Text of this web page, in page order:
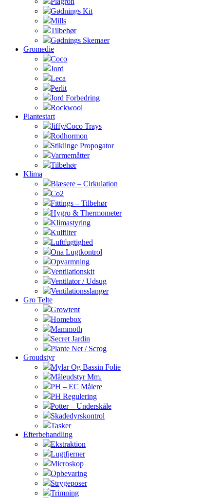
Gødnings Kit
Mills
Tilbehør
Gødnings Skemaer
Gromedie
Coco
Jord
Leca
Perlit
Jord Forbedring
Rockwool
Plantestart
Jiffy/Coco Trays
Rodhormon
Stiklinge Propogator
Varmemåtter
Tilbehør
Klima
Blæsere – Cirkulation
Co2
Fittings – Tilbehør
Hygro & Thermometer
Klimastyring
Kulfilter
Luftfugtighed
Ona Lugtkontrol
Opvarmning
Ventilationskit
Ventilator / Udsug
Ventilationsslanger
Gro Telte
Growtent
Homebox
Mammoth
Secret Jardin
Plante Net / Scrog
Groudstyr
Mylar Og Bassin Folie
Måleudstyr Mm.
PH – EC Målere
PH Regulering
Potter – Underskåle
Skadedyrskontrol
Tasker
Efterbehandling
Ekstraktion
Lugtfjerner
Microskop
Opbevaring
Strygeposer
Trimning